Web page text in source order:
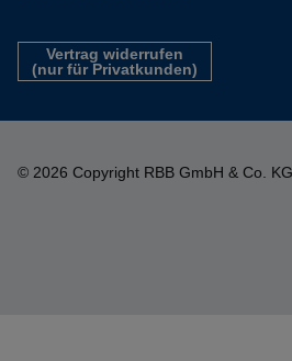
Vertrag widerrufen
(nur für Privatkunden)
© 2026 Copyright RBB GmbH & Co. KG